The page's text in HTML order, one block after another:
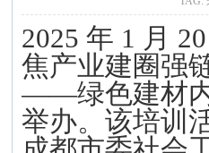
2025 年 1 月
焦产业建圈强
——绿色建材内
举办。该培训